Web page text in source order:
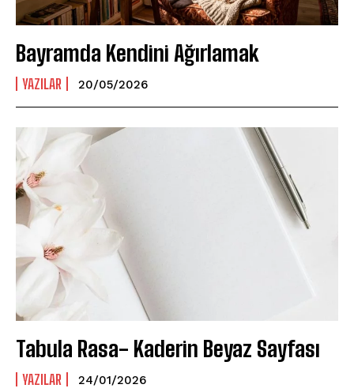
Bayramda Kendini Ağırlamak
YAZILAR 20/05/2026
Tabula Rasa- Kaderin Beyaz Sayfası
YAZILAR 24/01/2026